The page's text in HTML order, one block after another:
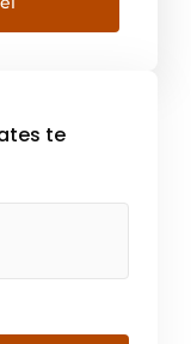
te sluiten
hebben
[…]
te